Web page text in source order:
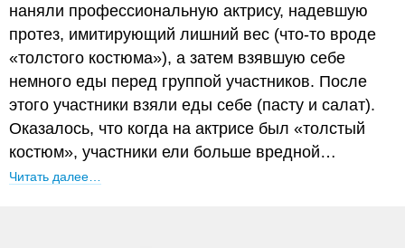
наняли профессиональную актрису, надевшую
протез, имитирующий лишний вес (что-то вроде
«толстого костюма»), а затем взявшую себе
немного еды перед группой участников. После
этого участники взяли еды себе (пасту и салат).
Оказалось, что когда на актрисе был «толстый
костюм», участники ели больше вредной…
Читать далее…